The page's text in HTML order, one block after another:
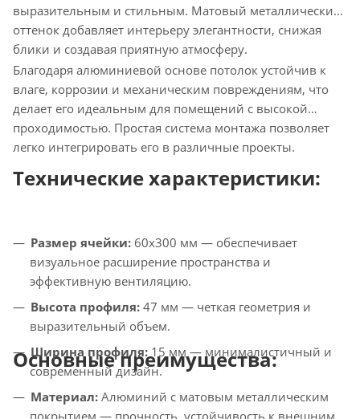
выразительным и стильным. Матовый металлический
оттенок добавляет интерьеру элегантности, снижая
блики и создавая приятную атмосферу.
Благодаря алюминиевой основе потолок устойчив к
влаге, коррозии и механическим повреждениям, что
делает его идеальным для помещений с высокой
проходимостью. Простая система монтажа позволяет
легко интегрировать его в различные проекты.
Технические характеристики:
Размер ячейки: 60x300 мм — обеспечивает
визуальное расширение пространства и
эффективную вентиляцию.
Высота профиля: 47 мм — четкая геометрия и
выразительный объем.
Ширина профиля: 15 мм — минималистичный и
современный дизайн.
Материал: Алюминий с матовым металлическим
покрытием — прочность, устойчивость к внешним
Основные преимущества: